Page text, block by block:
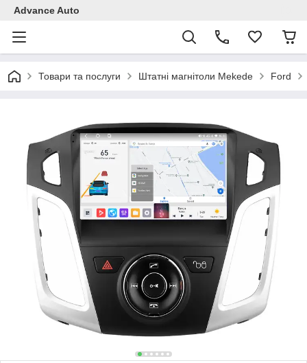
Advance Auto
Товари та послуги Штатні магнітоли Mekede Ford